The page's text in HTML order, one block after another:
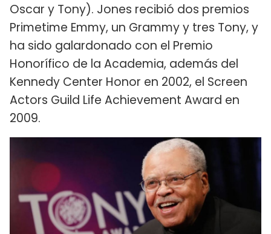
Oscar y Tony). Jones recibió dos premios
Primetime Emmy, un Grammy y tres Tony, y
ha sido galardonado con el Premio
Honorífico de la Academia, además del
Kennedy Center Honor en 2002, el Screen
Actors Guild Life Achievement Award en
2009.